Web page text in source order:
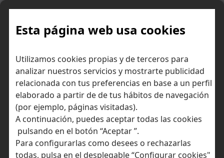
Esta página web usa cookies
Utilizamos cookies propias y de terceros para
analizar nuestros servicios y mostrarte publicidad
relacionada con tus preferencias en base a un perfil
elaborado a partir de de tus hábitos de navegación
(por ejemplo, páginas visitadas).
A continuación, puedes aceptar todas las cookies
pulsando en el botón “Aceptar ”.
Para configurarlas como desees o rechazarlas
todas, pulsa en el desplegable “Configurar cookies"
Skip
Ir a Self Bank »
El Blog de Self
Bank